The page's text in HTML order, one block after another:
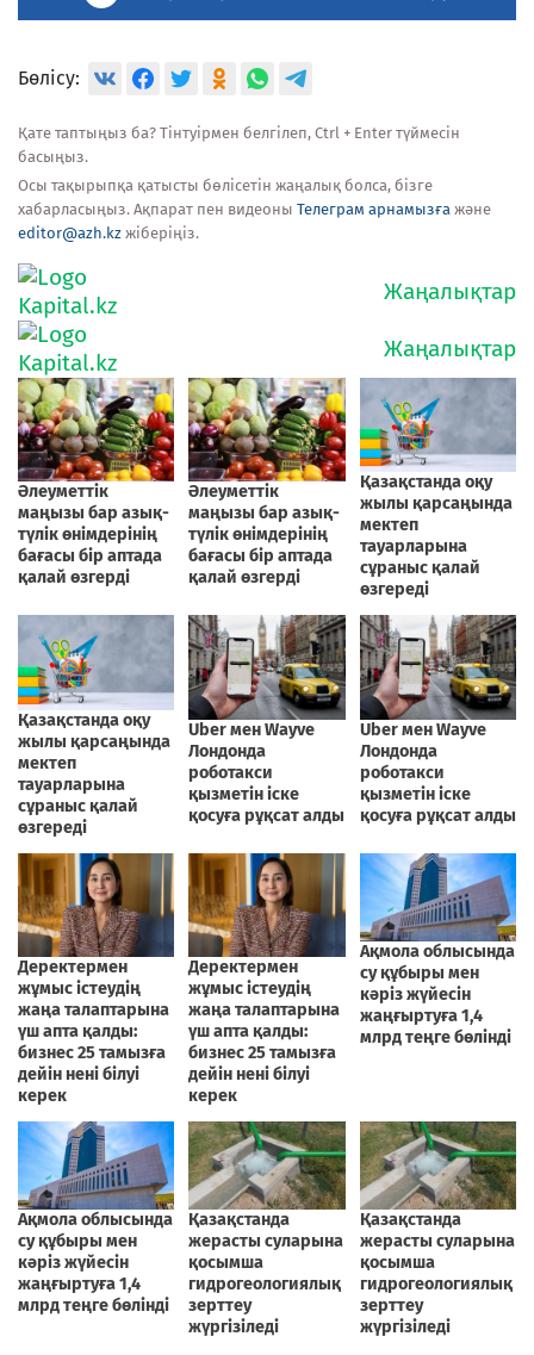
Бөлісу:
Қате таптыңыз ба? Тінтуірмен белгілеп, Ctrl + Enter түймесін
басыңыз.
Осы тақырыпқа қатысты бөлісетін жаңалық болса, бізге
хабарласыңыз. Ақпарат пен видеоны Телеграм арнамызға және
editor@azh.kz жіберіңіз.